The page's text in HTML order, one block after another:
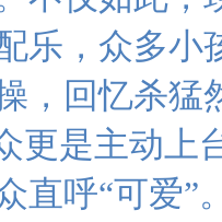
乐，众多小
，回忆杀猛
更是主动上
直呼“可爱”